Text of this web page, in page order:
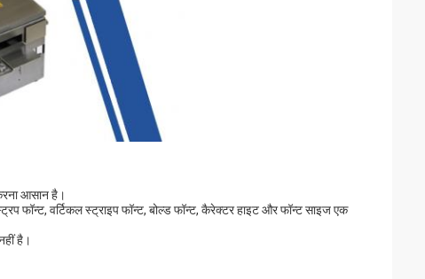
आसान है।
फॉन्ट, वर्टिकल स्ट्राइप फॉन्ट, बोल्ड फॉन्ट, कैरेक्टर हाइट और फॉन्ट साइज एक
है।